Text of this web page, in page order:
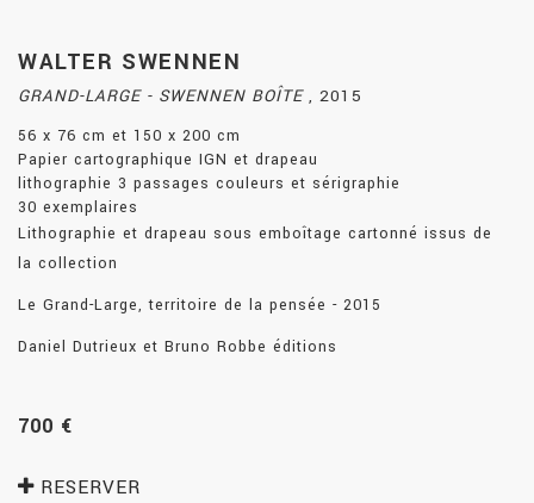
WALTER SWENNEN
GRAND-LARGE - SWENNEN BOÎTE , 2015
56 x 76 cm et 150 x 200 cm
Papier cartographique IGN et drapeau
lithographie 3 passages couleurs et sérigraphie
30 exemplaires
Lithographie et drapeau sous emboîtage cartonné issus de
la collection
Le Grand-Large, territoire de la pensée - 2015
Daniel Dutrieux et Bruno Robbe éditions
700 €
RESERVER